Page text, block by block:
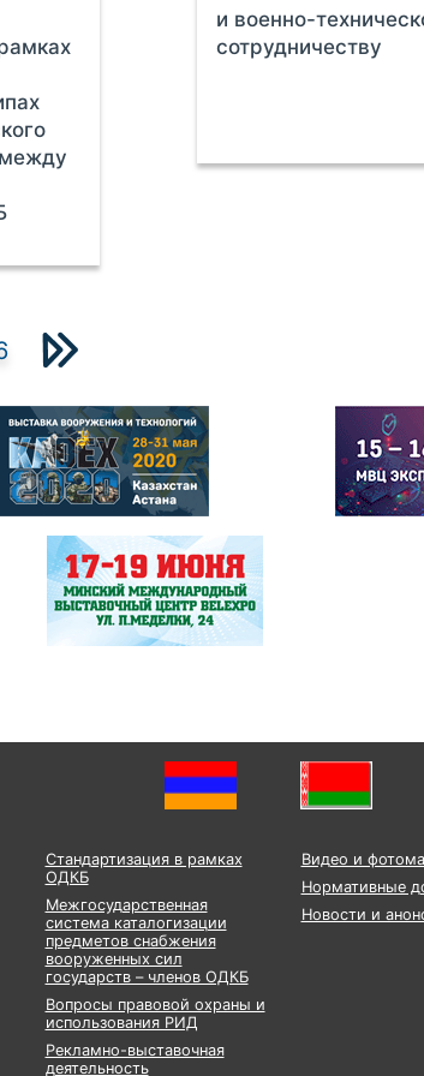
и военно-
сотрудничеству
Стандартизация в рамках
ОДКБ
Межгосударственная
система каталогизации
предметов снабжения
вооруженных сил
государств – членов ОДКБ
Вопросы правовой охраны и
использования РИД
Рекламно-выставочная
деятельность
Видео и
Нормативные
Новости и